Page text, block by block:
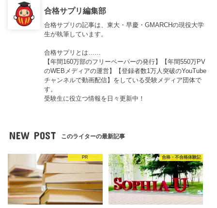
合格サプリ編集部
合格サプリの記事は、東大・早慶・GMARCHの現役大学
生が執筆しています。
合格サプリとは……
【年間160万部のフリーペーパーの発行】【年間550万PV
のWEBメディアの運営】【登録者数1万人突破のYouTube
チャンネルで動画配信】をしている受験メディア団体で
す。
受験生に役立つ情報を日々更新中！
NEW POST このライターの最新記事
PR 合格・不合格体験記